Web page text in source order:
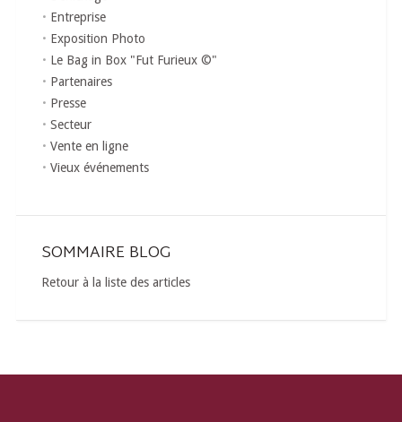
Entreprise
Exposition Photo
Le Bag in Box "Fut Furieux ©"
Partenaires
Presse
Secteur
Vente en ligne
Vieux événements
SOMMAIRE BLOG
Retour à la liste des articles